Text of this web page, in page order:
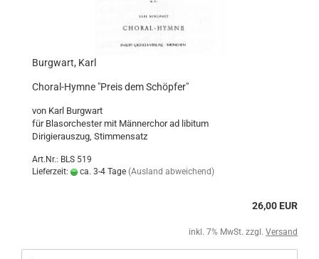
Burgwart, Karl
Choral-Hymne "Preis dem Schöpfer"
von Karl Burgwart
für Blasorchester mit Männerchor ad libitum
Dirigierauszug, Stimmensatz
Art.Nr.: BLS 519
Lieferzeit:
ca. 3-4 Tage (Ausland abweichend)
26,00 EUR
inkl. 7% MwSt. zzgl. Versand